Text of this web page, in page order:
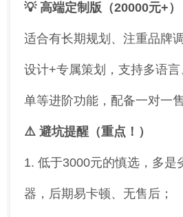
💡 高端定制版（20000元+
适合有长期规划、注重品牌
设计+专属策划，支持多语
单等进阶功能，配备一对一
⚠️ 避坑提醒（重点！）
1. 低于3000元的慎选，多是
器，后期易卡顿、无售后；